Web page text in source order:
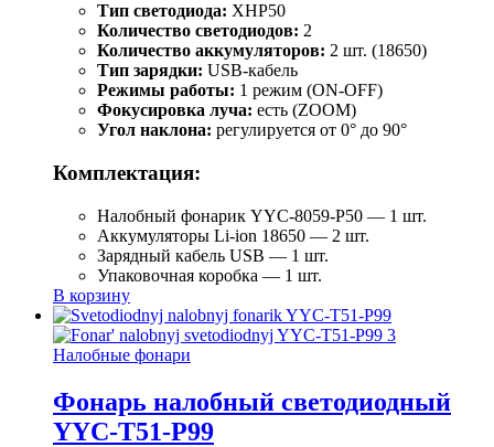
Тип светодиода: XHP50
Количество светодиодов: 2
Количество аккумуляторов: 2 шт. (18650)
Тип зарядки: USB-кабель
Режимы работы: 1 режим (ON-OFF)
Фокусировка луча: есть (ZOOM)
Угол наклона: регулируется от 0° до 90°
Комплектация:
Налобный фонарик YYC-8059-P50 — 1 шт.
Аккумуляторы Li-ion 18650 — 2 шт.
Зарядный кабель USB — 1 шт.
Упаковочная коробка — 1 шт.
В корзину
Налобные фонари
Фонарь налобный светодиодный
YYC-T51-P99